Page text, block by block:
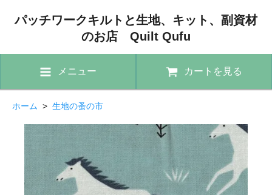
パッチワークキルトと生地、キット、副資材
のお店 Quilt Qufu
メニュー カートを見る
ホーム > 生地の蚤の市